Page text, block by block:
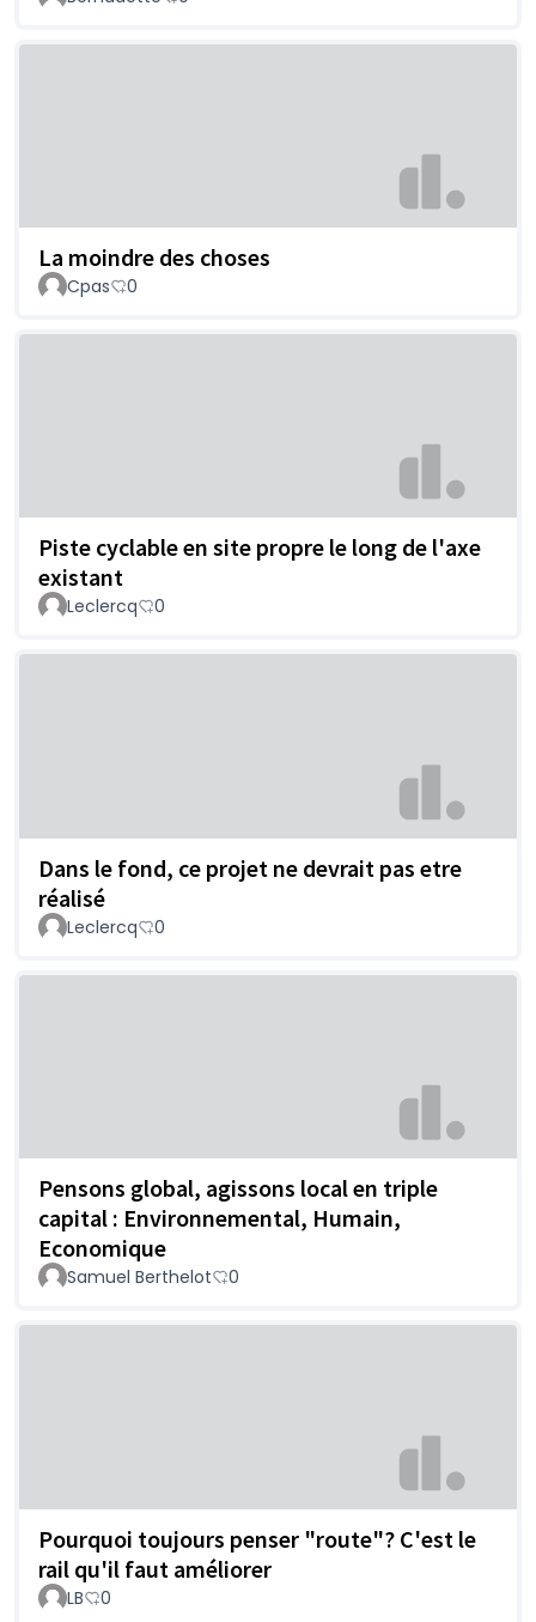
La moindre des choses
Cpas 0
Piste cyclable en site propre le long de l'axe
existant
Leclercq 0
Dans le fond, ce projet ne devrait pas etre
réalisé
Leclercq 0
Pensons global, agissons local en triple
capital : Environnemental, Humain,
Economique
Samuel Berthelot 0
Pourquoi toujours penser "route"? C'est le
rail qu'il faut améliorer
LB 0